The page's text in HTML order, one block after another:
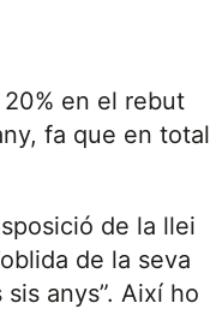
20% en el rebut
fa que en total
de la llei
de la seva
anys”. Així ho